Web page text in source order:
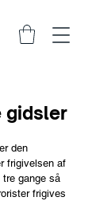
gidsler
den
frigivelsen af
gange så
frigives